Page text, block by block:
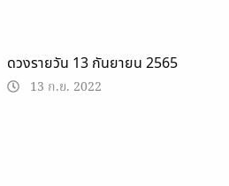
ดวงรายวัน 13 กันยายน 2565
13 ก.ย. 2022